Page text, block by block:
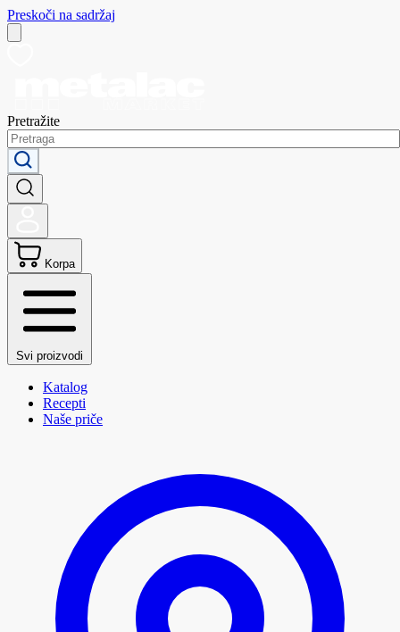
Preskoči na sadržaj
Pretražite
Korpa
Svi proizvodi
Katalog
Recepti
Naše priče